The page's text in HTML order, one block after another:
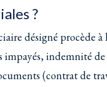
?
désigné procède à
impayés, indemnité
(contrat de